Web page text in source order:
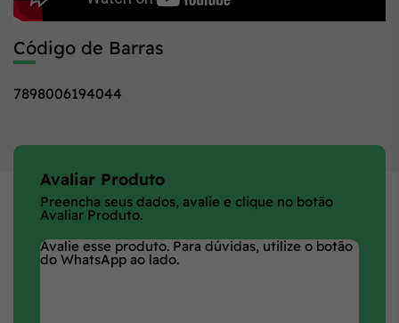
Código de Barras
7898006194044
Avaliar Produto
Preencha seus dados, avalie e clique no botão
Avaliar Produto.